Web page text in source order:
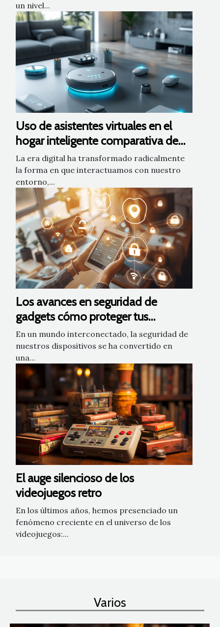
Uso de asistentes virtuales en el
hogar inteligente comparativa de
eficiencia y compatibilidad
La era digital ha transformado radicalmente
la forma en que interactuamos con nuestro
entorno,...
Los avances en seguridad de
gadgets cómo proteger tus
dispositivos de amenazas
cibernéticas
En un mundo interconectado, la seguridad de
nuestros dispositivos se ha convertido en
una...
El auge silencioso de los
videojuegos retro
En los últimos años, hemos presenciado un
fenómeno creciente en el universo de los
videojuegos:...
un nivel...
Varios